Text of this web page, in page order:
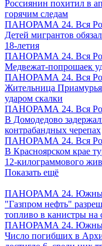
Россиянин похитил в
горячим следам
ПАНОРАМА 24. Вся
Детей мигрантов
18-летия
ПАНОРАМА 24. Вся
Медвежат-попрошаек
ПАНОРАМА 24. Вся
Жительница Приамурья
ударом скалки
ПАНОРАМА 24. Вся
В Домодедово
контрабандных черепах
ПАНОРАМА 24. Вся
В Красноярском крае
12-килограммового
Показать ещё
ПАНОРАМА 24.
"Газпром нефть"
топливо в канистры на
ПАНОРАМА 24.
Число погибших в